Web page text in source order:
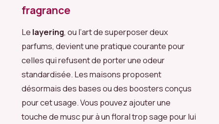
fragrance
Le layering, ou l’art de superposer deux
parfums, devient une pratique courante pour
celles qui refusent de porter une odeur
standardisée. Les maisons proposent
désormais des bases ou des boosters conçus
pour cet usage. Vous pouvez ajouter une
touche de musc pur à un floral trop sage pour lui